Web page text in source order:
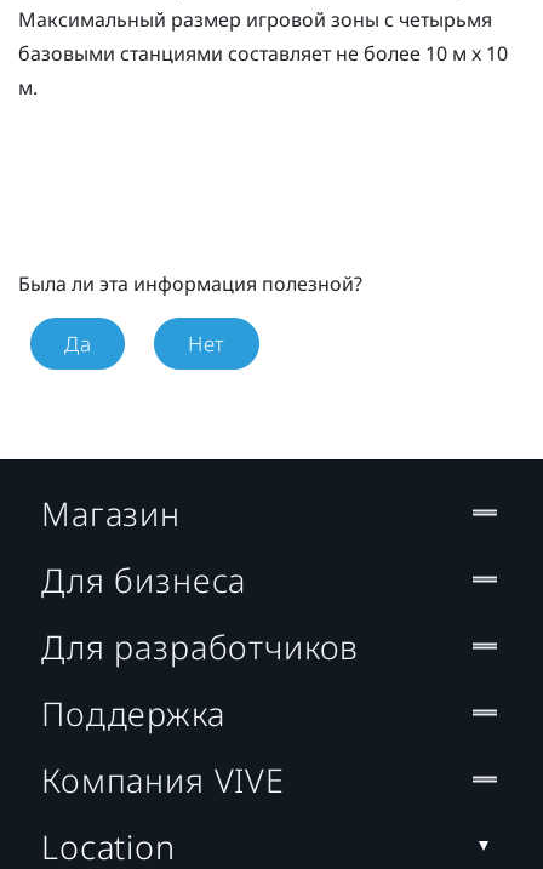
Максимальный размер игровой зоны с четырьмя
базовыми станциями составляет не более 10 м x 10
м.
Была ли эта информация полезной?
Да Нет
Магазин
Для бизнеса
Для разработчиков
Поддержка
Компания VIVE
Location